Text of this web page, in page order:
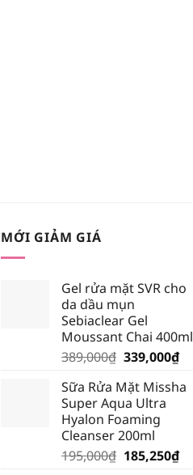
MỚI GIẢM GIÁ
Gel rửa mặt SVR cho
da dầu mụn
Sebiaclear Gel
Moussant Chai 400ml
389,000₫ Giá
là:
389,000₫.
339,000₫Giá
tại
Sữa Rửa Mặt Missha
Super Aqua Ultra
Hyalon Foaming
Cleanser 200ml
195,000₫ Giá
185,250₫Giá